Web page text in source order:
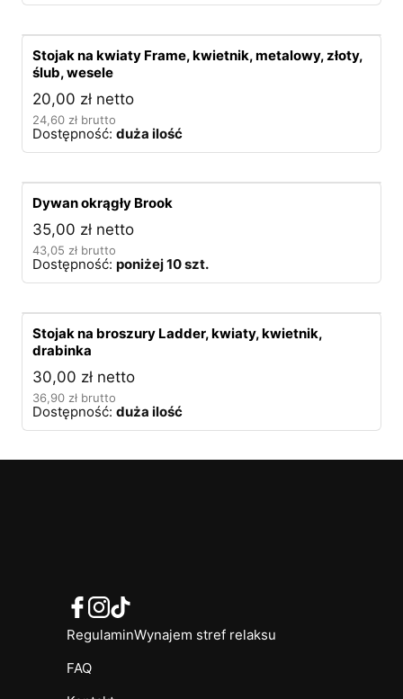
Stojak na kwiaty Frame, kwietnik, metalowy, złoty,
ślub, wesele
20,00 zł netto
24,60 zł brutto
Dostępność: duża ilość
Dywan okrągły Brook
35,00 zł netto
43,05 zł brutto
Dostępność: poniżej 10 szt.
Stojak na broszury Ladder, kwiaty, kwietnik,
drabinka
30,00 zł netto
36,90 zł brutto
Dostępność: duża ilość
Regulamin
FAQ
Wynajem stref relaksu